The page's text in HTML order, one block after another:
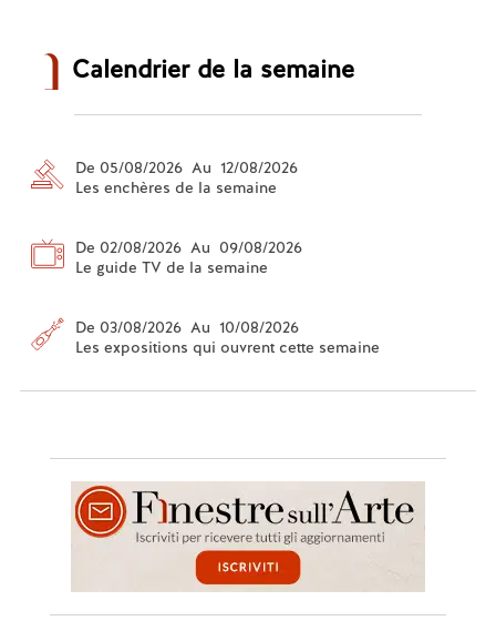
Calendrier de la semaine
De 05/08/2026 Au 12/08/2026
Les enchères de la semaine
De 02/08/2026 Au 09/08/2026
Le guide TV de la semaine
De 03/08/2026 Au 10/08/2026
Les expositions qui ouvrent cette semaine